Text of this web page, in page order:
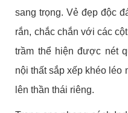
sang trọng. Vẻ đẹp độc
rắn, chắc chắn với các
trầm thể hiện được nét
nội thất sắp xếp khéo léo
lên thần thái riêng.